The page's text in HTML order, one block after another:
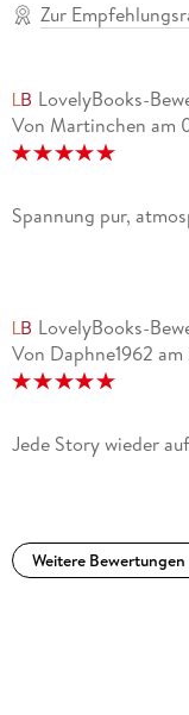
Zur
LovelyBooks-
Von Martinchen am
Spannung pur,
LovelyBooks-
Von Daphne1962 am
Jede Story wieder
Weitere Bewertungen